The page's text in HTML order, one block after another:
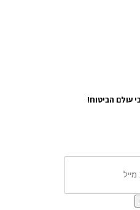
עולם הביטוח!